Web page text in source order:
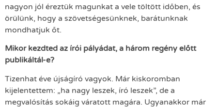
nagyon jól éreztük magunkat a vele töltött időben, és
örülünk, hogy a szövetségesünknek, barátunknak
mondhatjuk őt.
Mikor kezdted az írói pályádat, a három regény előtt
publikáltál-e?
Tizenhat éve újságíró vagyok. Már kiskoromban
kijelentettem: „ha nagy leszek, író leszek”, de a
megvalósítás sokáig váratott magára. Ugyanakkor már